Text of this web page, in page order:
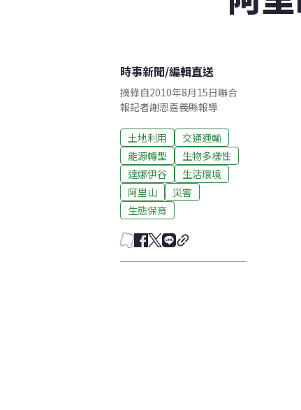
時事新聞/編輯直送
摘錄自2010年8月15日聯合
報記者謝恩嘉義縣報導
土地利用
交通運輸
能源轉型
生物多樣性
達娜伊谷
生活環境
阿里山
災害
生態保育